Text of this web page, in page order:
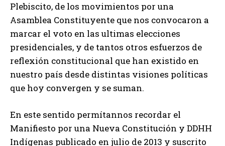
Plebiscito, de los movimientos por una
Asamblea Constituyente que nos convocaron a
marcar el voto en las ultimas elecciones
presidenciales, y de tantos otros esfuerzos de
reflexión constitucional que han existido en
nuestro país desde distintas visiones políticas
que hoy convergen y se suman.
En este sentido permítannos recordar el
Manifiesto por una Nueva Constitución y DDHH
Indígenas publicado en julio de 2013 y suscrito